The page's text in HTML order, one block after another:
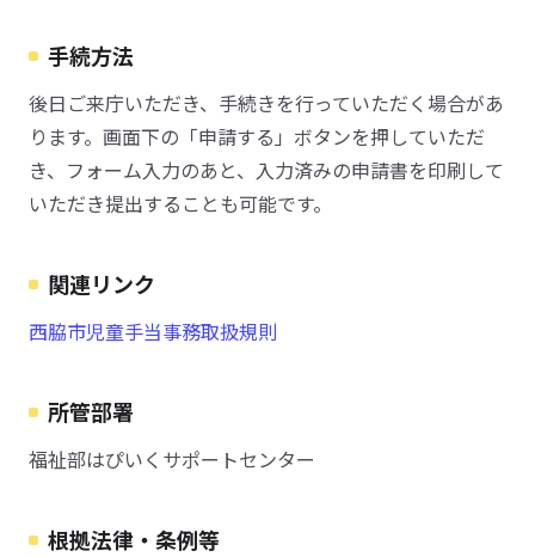
手続方法
後日ご来庁いただき、手続きを行っていただく場合があ
ります。画面下の「申請する」ボタンを押していただ
き、フォーム入力のあと、入力済みの申請書を印刷して
いただき提出することも可能です。
関連リンク
西脇市児童手当事務取扱規則
所管部署
福祉部はぴいくサポートセンター
根拠法律・条例等